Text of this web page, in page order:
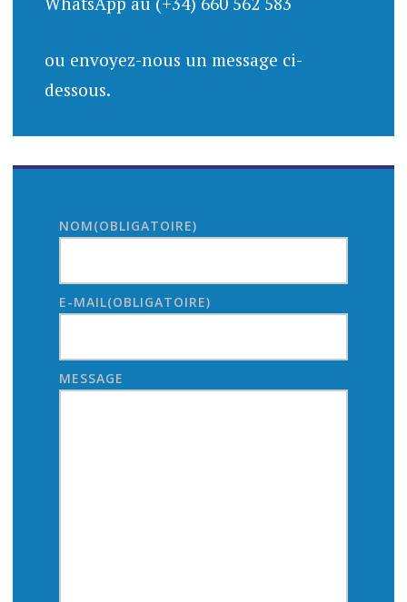
ou envoyez-nous un message ci-
dessous.
NOM(OBLIGATOIRE)
E-MAIL(OBLIGATOIRE)
MESSAGE